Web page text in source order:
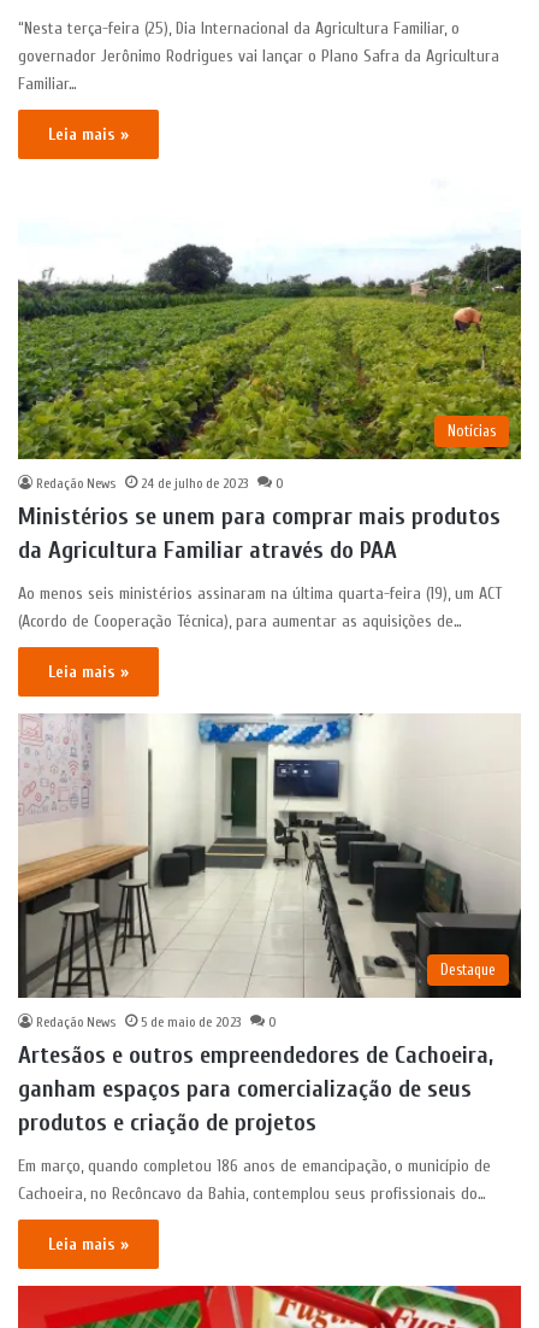
“Nesta terça-feira (25), Dia Internacional da Agricultura Familiar, o
governador Jerônimo Rodrigues vai lançar o Plano Safra da Agricultura
Familiar…
Leia mais »
Notícias
Redação News 24 de julho de 2023 0
Ministérios se unem para comprar mais produtos
da Agricultura Familiar através do PAA
Ao menos seis ministérios assinaram na última quarta-feira (19), um ACT
(Acordo de Cooperação Técnica), para aumentar as aquisições de…
Leia mais »
Destaque
Redação News 5 de maio de 2023 0
Artesãos e outros empreendedores de Cachoeira,
ganham espaços para comercialização de seus
produtos e criação de projetos
Em março, quando completou 186 anos de emancipação, o município de
Cachoeira, no Recôncavo da Bahia, contemplou seus profissionais do…
Leia mais »